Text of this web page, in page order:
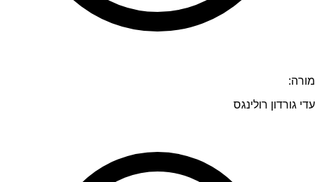
מורה:
עדי גורדון רולינגס